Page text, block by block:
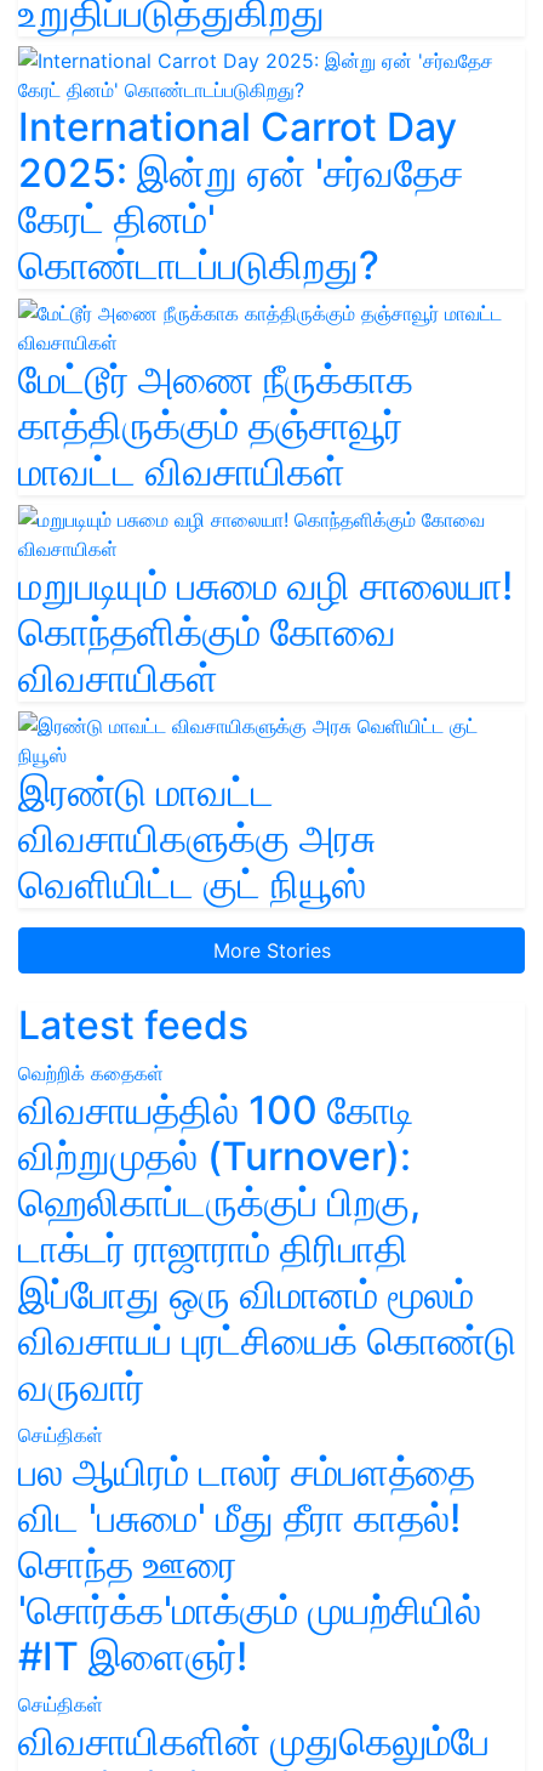
உறுதிப்படுத்துகிறது
International Carrot Day
2025: இன்று ஏன் 'சர்வதேச
கேரட் தினம்'
கொண்டாடப்படுகிறது?
மேட்டூர் அணை நீருக்காக
காத்திருக்கும் தஞ்சாவூர்
மாவட்ட விவசாயிகள்
மறுபடியும் பசுமை வழி சாலையா!
கொந்தளிக்கும் கோவை
விவசாயிகள்
இரண்டு மாவட்ட
விவசாயிகளுக்கு அரசு
வெளியிட்ட குட் நியூஸ்
More Stories
Latest feeds
வெற்றிக் கதைகள்
விவசாயத்தில் 100 கோடி
விற்றுமுதல் (Turnover):
ஹெலிகாப்டருக்குப் பிறகு,
டாக்டர் ராஜாராம் திரிபாதி
இப்போது ஒரு விமானம் மூலம்
விவசாயப் புரட்சியைக் கொண்டு
வருவார்
செய்திகள்
பல ஆயிரம் டாலர் சம்பளத்தை
விட 'பசுமை' மீது தீரா காதல்!
சொந்த ஊரை
'சொர்க்க'மாக்கும் முயற்சியில்
#IT இளைஞர்!
செய்திகள்
விவசாயிகளின் முதுகெலும்பே